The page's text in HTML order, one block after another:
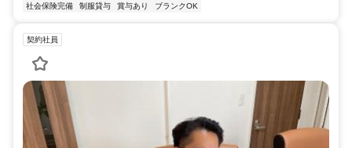
社会保険完備
制服貸与 賞与あり ブランクOK
契約社員